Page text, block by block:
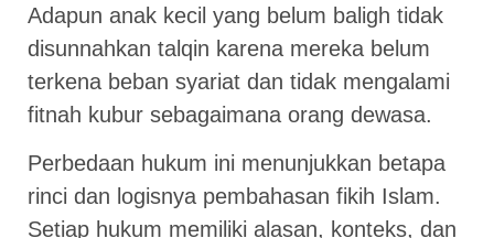
Adapun anak kecil yang belum baligh tidak
disunnahkan talqin karena mereka belum
terkena beban syariat dan tidak mengalami
fitnah kubur sebagaimana orang dewasa.
Perbedaan hukum ini menunjukkan betapa
rinci dan logisnya pembahasan fikih Islam.
Setiap hukum memiliki alasan, konteks, dan